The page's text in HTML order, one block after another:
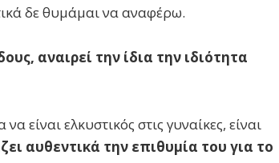
δε θυμάμαι να αναφέρω.
αναιρεί την ίδια την ιδιότητα
είναι ελκυστικός στις γυναίκες, είναι
αυθεντικά την επιθυμία του για το